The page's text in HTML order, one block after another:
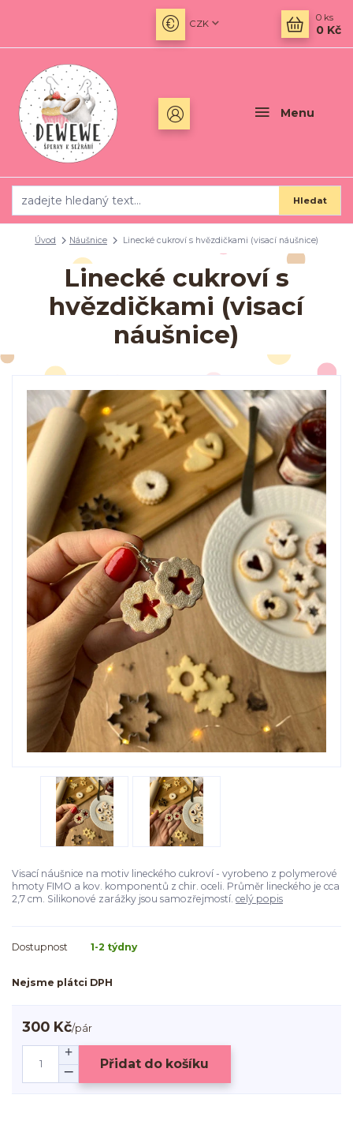
Menu
CZK
Hledat
0 ks
0 Kč
Úvod Náušnice Linecké cukroví s hvězdičkami (visací náušnice)
Linecké cukroví s
hvězdičkami (visací
náušnice)
Visací náušnice na motiv lineckého cukroví - vyrobeno z polymerové
hmoty FIMO a kov. komponentů z chir. oceli. Průměr lineckého je cca
2,7 cm. Silikonové zarážky jsou samozřejmostí. celý popis
Dostupnost 1-2 týdny
Nejsme plátci DPH
300 Kč/pár
Přidat do košíku